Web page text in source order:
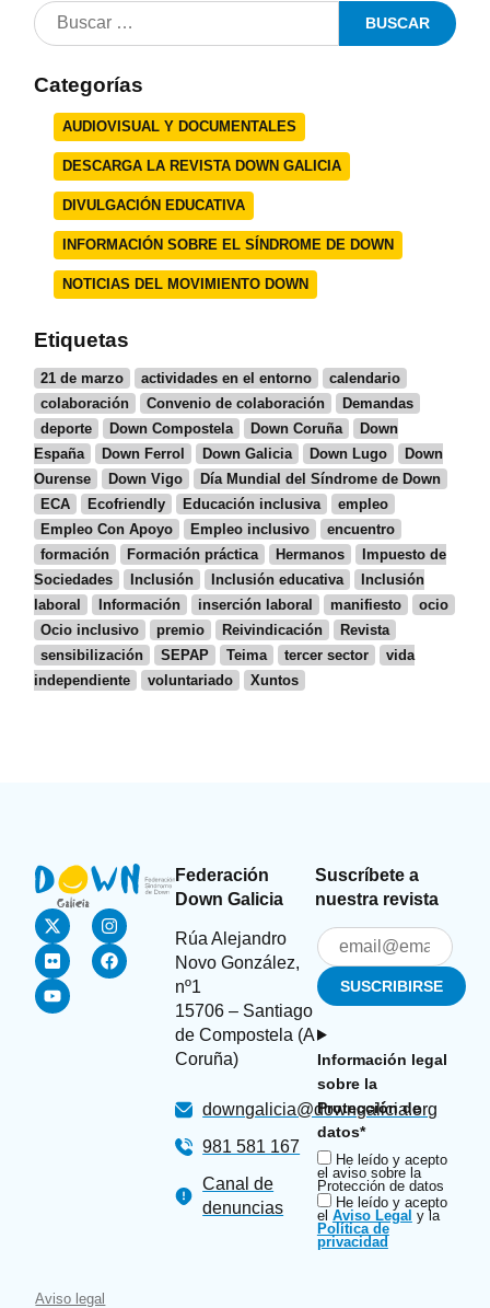
Categorías
AUDIOVISUAL Y DOCUMENTALES
DESCARGA LA REVISTA DOWN GALICIA
DIVULGACIÓN EDUCATIVA
INFORMACIÓN SOBRE EL SÍNDROME DE DOWN
NOTICIAS DEL MOVIMIENTO DOWN
Etiquetas
21 de marzo actividades en el entorno
calendario
colaboración
Convenio de colaboración
Demandas
deporte
Down Compostela Down Coruña
Down
España
Down Ferrol Down Galicia Down Lugo
Down
Ourense
Down Vigo
Día Mundial del Síndrome de Down
ECA
Ecofriendly Educación inclusiva
empleo
Empleo Con Apoyo
Empleo inclusivo
encuentro
formación
Formación práctica Hermanos
Impuesto de
Sociedades
Inclusión Inclusión educativa
Inclusión
laboral
Información inserción laboral manifiesto
ocio
Ocio inclusivo
premio Reivindicación
Revista
sensibilización
SEPAP Teima tercer sector
vida
independiente
voluntariado Xuntos
Federación
Down Galicia
Rúa Alejandro
Novo González,
nº1
15706 – Santiago
de Compostela (A
Coruña)
downgalicia@downgalicia.org
981 581 167
Canal de
denuncias
Suscríbete a
nuestra revista
Información legal
sobre la
Protección de
datos*
He leído y acepto
el aviso sobre la
Protección de datos
He leído y acepto
el Aviso Legal y la
Política de
privacidad
Aviso legal